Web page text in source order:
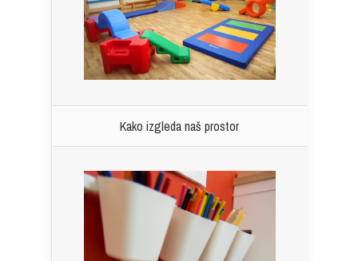
Kako izgleda naš prostor